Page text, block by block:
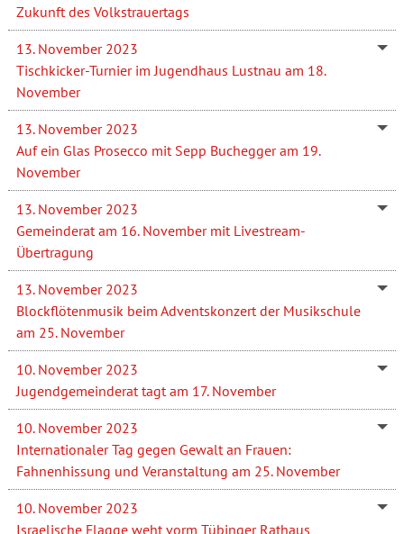
Zukunft des Volkstrauertags
13. November 2023
Tischkicker-Turnier im Jugendhaus Lustnau am 18.
November
13. November 2023
Auf ein Glas Prosecco mit Sepp Buchegger am 19.
November
13. November 2023
Gemeinderat am 16. November mit Livestream-
Übertragung
13. November 2023
Blockflötenmusik beim Adventskonzert der Musikschule
am 25. November
10. November 2023
Jugendgemeinderat tagt am 17. November
10. November 2023
Internationaler Tag gegen Gewalt an Frauen:
Fahnenhissung und Veranstaltung am 25. November
10. November 2023
Israelische Flagge weht vorm Tübinger Rathaus